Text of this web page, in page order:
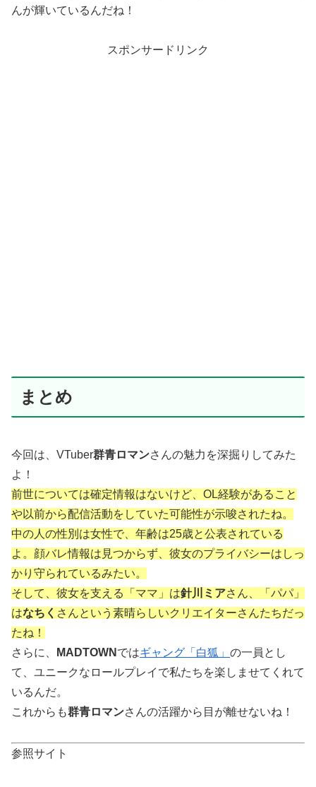
んが輝いているんだね！
スポンサードリンク
まとめ
今回は、VTuber群青ロマンさんの魅力を深掘りしてみた
よ！
前世については確定情報はないけど、OL経験があること
や以前から配信活動をしていた可能性が示唆されたね。
中の人 の性別 は女性で、年齢は25歳と公表されている
よ。 顔バレ情報は見つからず、彼女のプライバシーはしっ
かり守られているみたい。
そして、彼女を支える「 ママ 」は針川ミアさん、「パパ」
はなちく さんという素晴らしいクリエイターさんたちだっ
たね！
さらに、
MADTOWN ではギャング「白狐」 の一員とし
て、ユニークなロールプレイで私たちを楽しませてくれて
いるんだ。
これからも群青ロマンさんの活躍から目が離せないね！
参照サイト